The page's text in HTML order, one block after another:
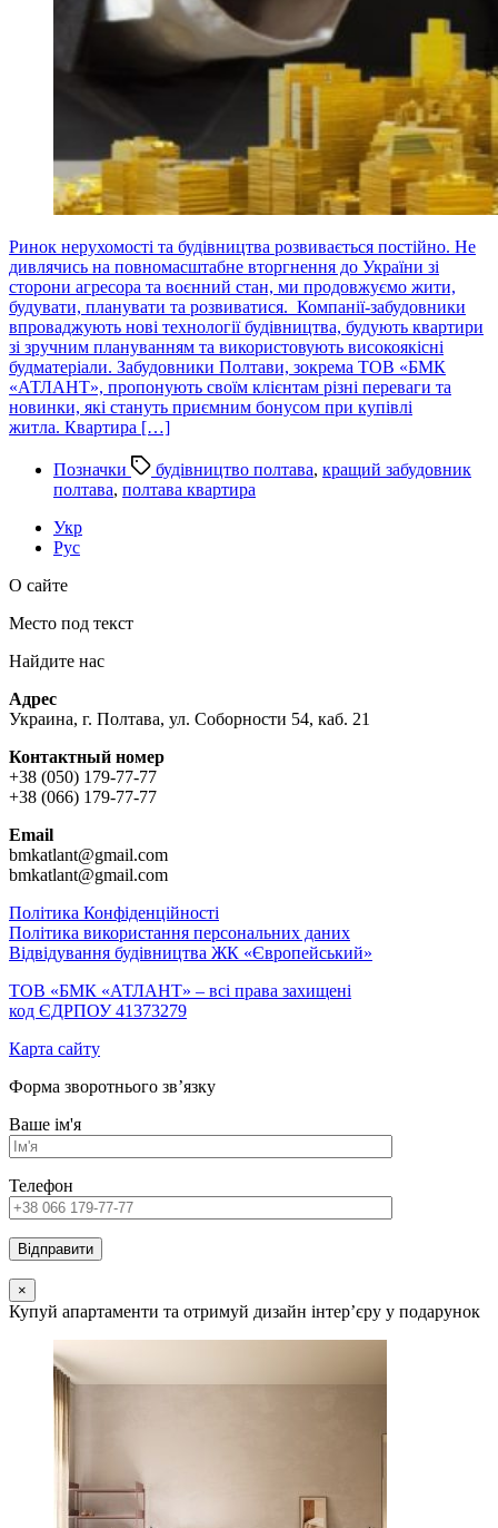
Ринок нерухомості та будівництва розвивається постійно. Не
дивлячись на повномасштабне вторгнення до України зі
сторони агресора та воєнний стан, ми продовжуємо жити,
будувати, планувати та розвиватися. Компанії-забудовники
впроваджують нові технології будівництва, будують квартири
зі зручним плануванням та використовують високоякісні
будматеріали. Забудовники Полтави, зокрема ТОВ «БМК
«АТЛАНТ», пропонують своїм клієнтам різні переваги та
новинки, які стануть приємним бонусом при купівлі
житла. Квартира […]
Позначки будівництво полтава, кращий забудовник
полтава, полтава квартира
Укр
Рус
О сайте
Место под текст
Найдите нас
Адрес
Украина, г. Полтава, ул. Соборности 54, каб. 21
Контактный номер
+38 (050) 179-77-77
+38 (066) 179-77-77
Email
bmkatlant@gmail.com
bmkatlant@gmail.com
Політика Конфіденційності
Політика використання персональних даних
Відвідування будівництва ЖК «Європейський»
ТОВ «БМК «АТЛАНТ» – всі права захищені
код ЄДРПОУ 41373279
Карта сайту
Форма зворотнього зв’язку
Ваше ім'я
Телефон
×
Купуй апартаменти та отримуй дизайн інтер’єру у подарунок